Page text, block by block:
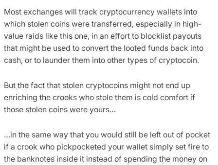
Most exchanges will track cryptocurrency wallets into
which stolen coins were transferred, especially in high-
value raids like this one, in an effort to blocklist payouts
that might be used to convert the looted funds back into
cash, or to launder them into other types of cryptocoin.
But the fact that stolen cryptocoins might not end up
enriching the crooks who stole them is cold comfort if
those stolen coins were yours…
…in the same way that you would still be left out of pocket
if a crook who pickpocketed your wallet simply set fire to
the banknotes inside it instead of spending the money on